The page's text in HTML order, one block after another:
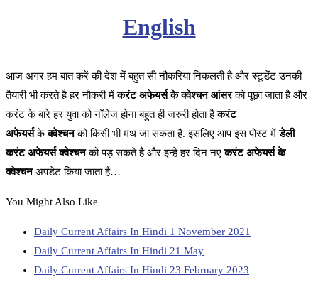
English
आज अगर हम बात करें की देश में बहुत सी नौकरिया निकलती है और स्टूडेंट उनकी
तैयारी भी करते है हर नौकरी मेंकरंट अफेयर्स के क्वेश्चन आंसरको पूछा जाता है और
करंट के बारे हर युवा को नॉलेज होना बहुत ही जरुरी होता हैकरंट
अफेयर्सकेक्वेश्चनको किसी भी मंथ जा सकता है. इसलिए आप इस पोस्ट मेंडेली
करंट अफेयर्स क्वेश्चनको पड़ सकते है और इन्हे हर दिन नएकरंट अफेयर्स के
क्वेश्चनअपडेट किया जाता है…
You Might Also Like
Daily Current Affairs In Hindi 1 November 2021
Daily Current Affairs In Hindi 21 May
Daily Current Affairs In Hindi 23 February 2023